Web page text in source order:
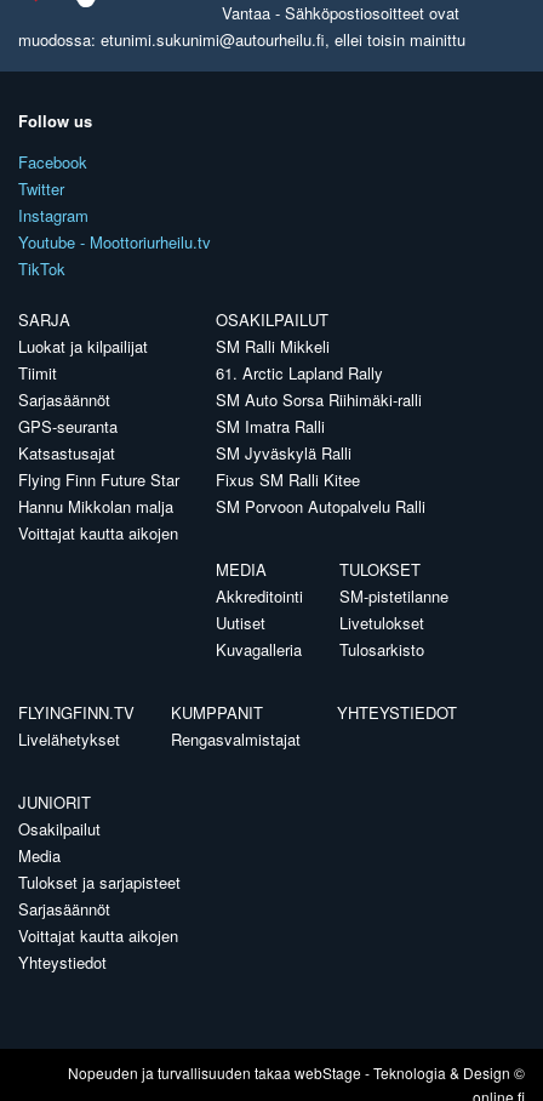
Vantaa - Sähköpostiosoitteet ovat
muodossa: etunimi.sukunimi@autourheilu.fi, ellei toisin mainittu
Follow us
Facebook
Twitter
Instagram
Youtube - Moottoriurheilu.tv
TikTok
SARJA
Luokat ja kilpailijat
Tiimit
Sarjasäännöt
GPS-seuranta
Katsastusajat
Flying Finn Future Star
Hannu Mikkolan malja
Voittajat kautta aikojen
OSAKILPAILUT
SM Ralli Mikkeli
61. Arctic Lapland Rally
SM Auto Sorsa Riihimäki-ralli
SM Imatra Ralli
SM Jyväskylä Ralli
Fixus SM Ralli Kitee
SM Porvoon Autopalvelu Ralli
MEDIA
Akkreditointi
Uutiset
Kuvagalleria
TULOKSET
SM-pistetilanne
Livetulokset
Tulosarkisto
FLYINGFINN.TV
Livelähetykset
KUMPPANIT
Rengasvalmistajat
YHTEYSTIEDOT
JUNIORIT
Osakilpailut
Media
Tulokset ja sarjapisteet
Sarjasäännöt
Voittajat kautta aikojen
Yhteystiedot
Nopeuden ja turvallisuuden takaawebStage- Teknologia & Design ©